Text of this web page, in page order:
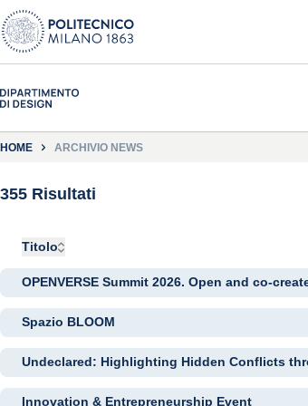
HOME ARCHIVIO NEWS
355 Risultati
Titolo
OPENVERSE Summit 2026. Open and co-
Spazio BLOOM
Undeclared: Highlighting Hidden Conflicts
Innovation & Entrepreneurship Event